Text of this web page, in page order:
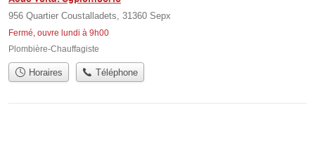
956 Quartier Coustalladets, 31360 Sepx
Fermé, ouvre lundi à 9h00
Plombière-Chauffagiste
Horaires Téléphone